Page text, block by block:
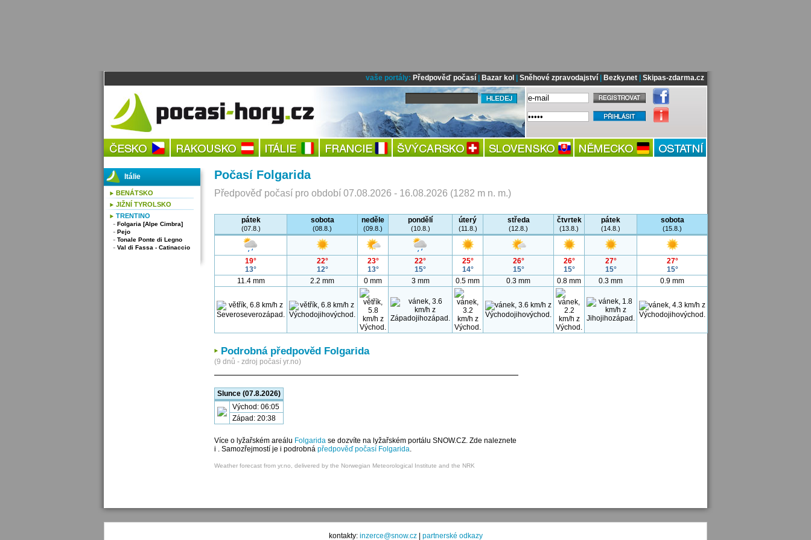
vaše portály: Předpověď počasí| Bazar kol Sněhové zpravodajství| Bezky.net| Skipas-zdarma.cz
Počasí Folgarida
Předpověď počasí pro období 07.08.2026 - 16.08.2026 (1282 m n. m.)
pátek
(07.8.)
sobota
(08.8.)
neděle
(09.8.)
pondělí
(10.8.)
úterý
(11.8.)
středa
(12.8.)
čtvrtek
(13.8.)
pátek
(14.8.)
sobota
(15.8.)
19°
13°
22°
12°
23°
13°
22°
15°
25°
14°
26°
15°
26°
15°
27°
15°
27°
15°
11.4 mm
2.2 mm 0 mm 3 mm 0.5 mm 0.3 mm 0.8 mm 0.3 mm 0.9 mm
Podrobná předpověd Folgarida
(9 dnů - zdroj počasí yr.no)
Slunce (07.8.2026)
Východ: 06:05
Západ: 20:38
Více o lyžařském areálu Folgarida se dozvíte na lyžařském portálu SNOW.CZ. Zde naleznete
i . Samozřejmostí je i podrobná předpověď počasí Folgarida.
Weather forecast from yr.no, delivered by the Norwegian Meteorological Institute and the NRK
Itálie
BENÁTSKO
JIŽNÍ TYROLSKO
TRENTINO
Folgaria [Alpe Cimbra]
Pejo
Tonale Ponte di Legno
Val di Fassa - Catinaccio
kontakty: inzerce@snow.cz| partnerské odkazy